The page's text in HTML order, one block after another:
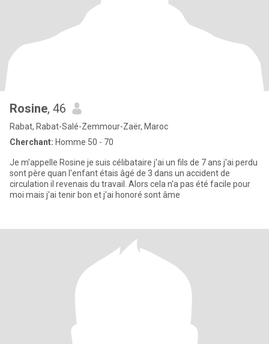
Rosine, 46
Rabat, Rabat-Salé-Zemmour-Zaër, Maroc
Cherchant: Homme 50 - 70
Je m'appelle Rosine je suis célibataire j'ai un fils de 7 ans j'ai perdu
sont père quan l'enfant étais âgé de 3 dans un accident de
circulation il revenais du travail. Alors cela n'a pas été facile pour
moi mais j'ai tenir bon et j'ai honoré sont âme